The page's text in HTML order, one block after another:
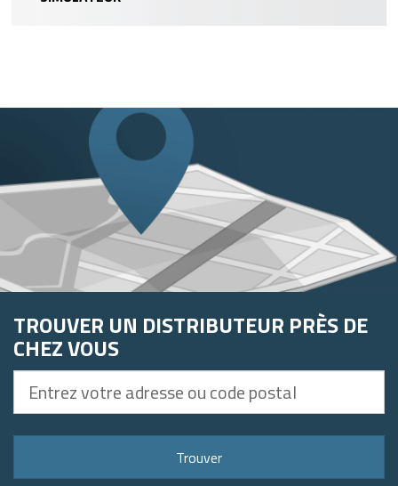
TROUVER UN DISTRIBUTEUR PRÈS DE
CHEZ VOUS
votre
Trouver